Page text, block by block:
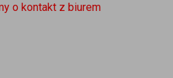
o kontakt z biurem